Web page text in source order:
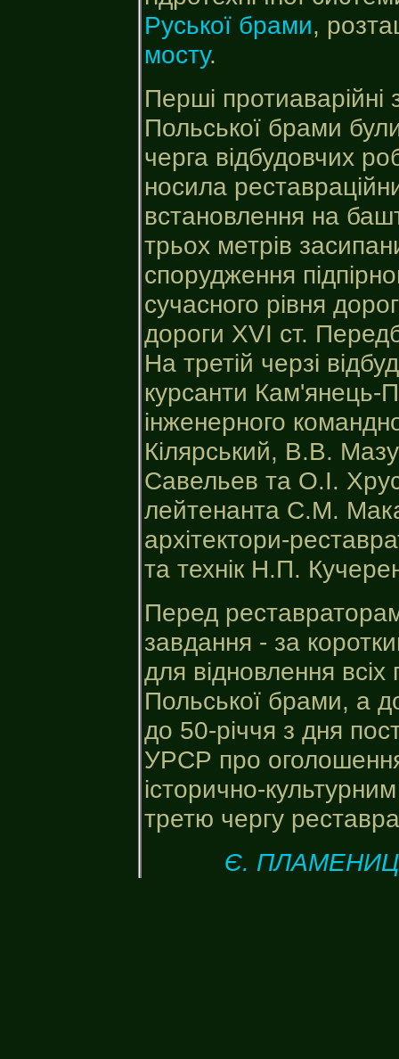
Руської брами,
мосту.
Перші
Польської брами
черга відбудовчих
носила
встановлення на
трьох метрів
спорудження
сучасного рівня
дороги XVI ст.
На третій черзі
курсанти Кам'янець-
інженерного
Кілярський, В.В.
Савельев та О.І.
лейтенанта С.М.
архітектори-
та технік Н.П.
Перед
завдання - за
для відновлення
Польської брами, а
до 50-річчя з дня
УРСР про
історично-
третю чергу
Є.